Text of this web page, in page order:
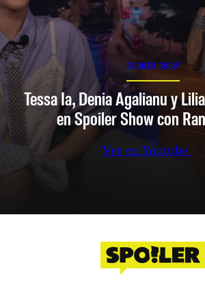
SPOILER SHOW
Tessa Ia, Denia Agalianu y
en Spoiler Show con
Ver en Youtube